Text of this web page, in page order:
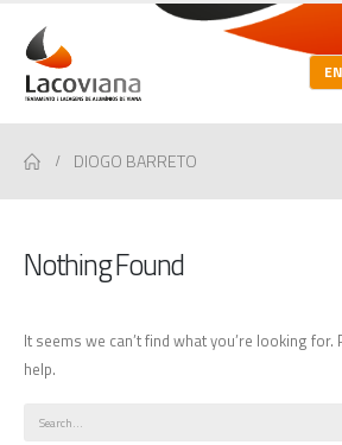
DIOGO BARRETO
Nothing Found
It seems we can’t find what you’re looking
help.